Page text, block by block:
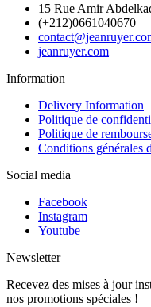
15 Rue Amir
(+212)0661040670
jeanruyer.com
Information
Delivery Information
Politique de
Politique de
Conditions générales
Social media
Facebook
Instagram
Youtube
Newsletter
Recevez des mises à jour
nos promotions spéciales !